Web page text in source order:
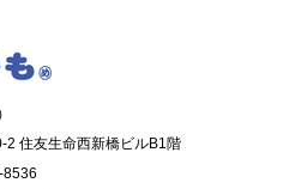
住友生命西新橋ビルB1階